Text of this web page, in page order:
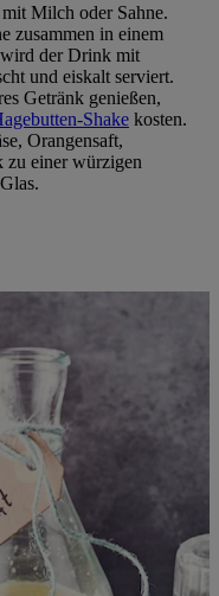
Milch oder Sahne.
zusammen in einem
der Drink mit
und eiskalt serviert.
Getränk genießen,
Shake kosten.
Orangensaft,
zu einer würzigen